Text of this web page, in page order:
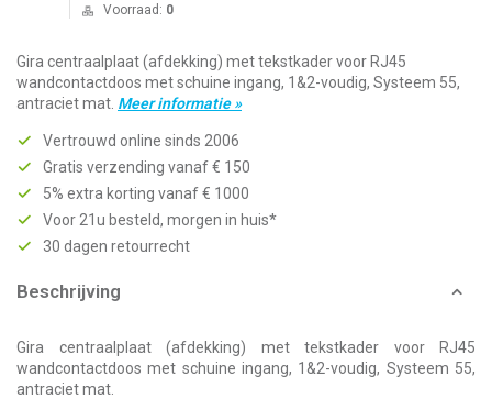
Voorraad: 0
Gira centraalplaat (afdekking) met tekstkader voor RJ45
wandcontactdoos met schuine ingang, 1&2-voudig, Systeem 55,
antraciet mat. Meer informatie »
Vertrouwd online sinds 2006
Gratis verzending vanaf € 150
5% extra korting vanaf € 1000
Voor 21u besteld, morgen in huis*
30 dagen retourrecht
Beschrijving
Gira centraalplaat (afdekking) met tekstkader voor RJ45
wandcontactdoos met schuine ingang, 1&2-voudig, Systeem 55,
antraciet mat.